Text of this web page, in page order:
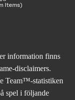
Items)
information finns
disclaimers.
Team™-statistiken
spel i följande